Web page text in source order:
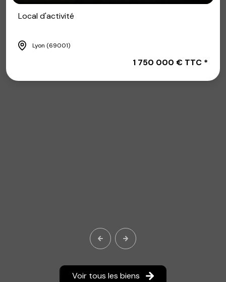
Local d'activité
Lyon (69001)
1 750 000 € TTC *
Voir tous les biens